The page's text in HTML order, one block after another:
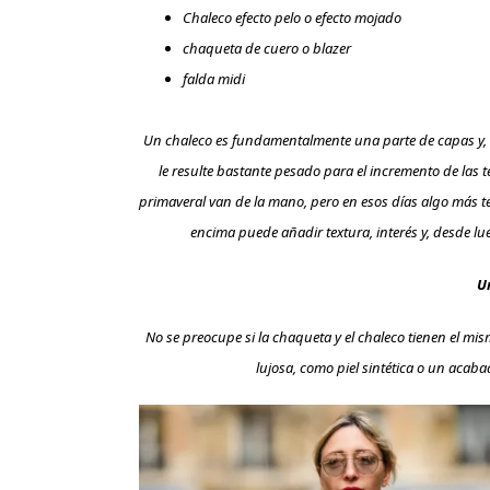
Chaleco efecto pelo o efecto mojado
chaqueta de cuero o blazer
falda midi
Un chaleco es fundamentalmente una parte de capas
le resulte bastante pesado para el incremento de
primaveral van de la mano, pero en esos días algo
encima puede añadir textura, interés y, desde
No se preocupe si la chaqueta y el chaleco tienen el
lujosa, como piel sintética o un